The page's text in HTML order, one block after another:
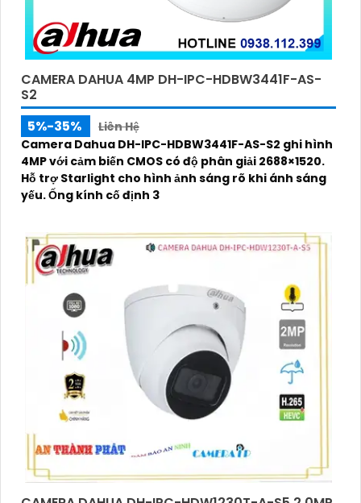
CAMERA DAHUA 4MP DH-IPC-HDBW3441F-AS-
S2
5%-35%
Liên Hệ
Camera Dahua DH-IPC-HDBW3441F-AS-S2 ghi hình
4MP với cảm biến CMOS có độ phân giải 2688×1520.
Hỗ trợ Starlight cho hình ảnh sáng rõ khi ánh sáng
yếu. Ống kính cố định 3